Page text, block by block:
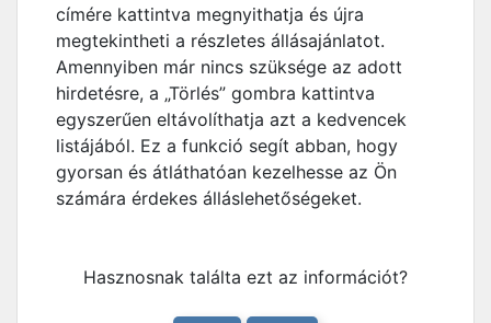
címére kattintva megnyithatja és újra
megtekintheti a részletes állásajánlatot.
Amennyiben már nincs szüksége az adott
hirdetésre, a „Törlés” gombra kattintva
egyszerűen eltávolíthatja azt a kedvencek
listájából. Ez a funkció segít abban, hogy
gyorsan és átláthatóan kezelhesse az Ön
számára érdekes álláslehetőségeket.
Hasznosnak találta ezt az információt?